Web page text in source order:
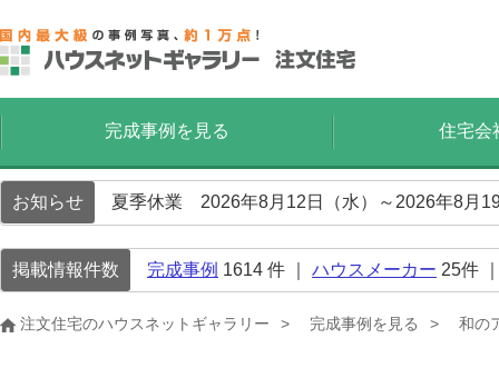
完成事例を見る 住宅会
お知らせ 夏季休業 2026年8月12日（水）～2026年8月
掲載情報件数 完成事例 1614 件 ｜ ハウスメーカー 25件
注文住宅のハウスネットギャラリー 完成事例を見る 和の